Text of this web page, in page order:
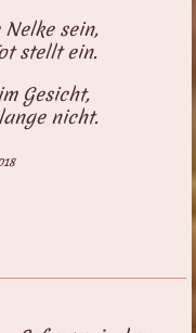
sein,
stellt ein.
Gesicht,
nicht.